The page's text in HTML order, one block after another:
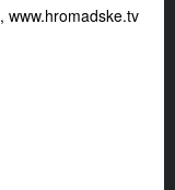
, www.hromadske.tv